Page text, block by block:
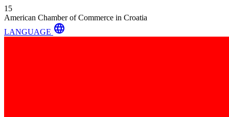
15
American Chamber of Commerce in Croatia
LANGUAGE language